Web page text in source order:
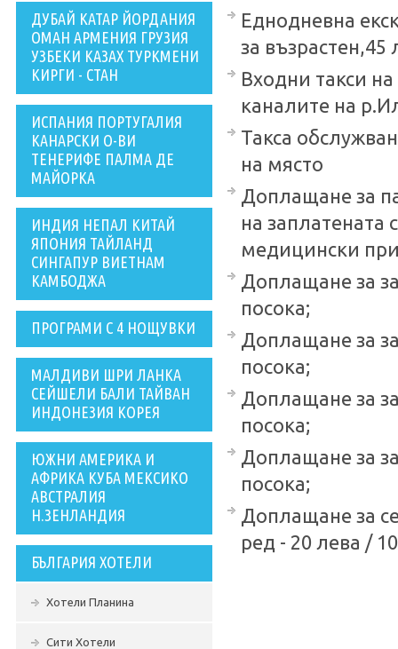
ДУБАЙ КАТАР ЙОРДАНИЯ
ОМАН АРМЕНИЯ ГРУЗИЯ
УЗБЕКИ КАЗАХ ТУРКМЕНИ
КИРГИ - СТАН
ИСПАНИЯ ПОРТУГАЛИЯ
КАНАРСКИ О-ВИ
ТЕНЕРИФЕ ПАЛМА ДЕ
МАЙОРКА
ИНДИЯ НЕПАЛ КИТАЙ
ЯПОНИЯ ТАЙЛАНД
СИНГАПУР ВИЕТНАМ
КАМБОДЖА
ПРОГРАМИ С 4 НОЩУВКИ
МАЛДИВИ ШРИ ЛАНКА
СЕЙШЕЛИ БАЛИ ТАЙВАН
ИНДОНЕЗИЯ КОРЕЯ
ЮЖНИ АМЕРИКА И
АФРИКА КУБА МЕКСИКО
АВСТРАЛИЯ
Н.ЗЕНЛАНДИЯ
БЪЛГАРИЯ ХОТЕЛИ
Хотели Планина
Сити Хотели
Еднодневна
за възрастен,45
Входни такси
каналите на
Такса
на място
Доплащане за
на заплатената
медицински
Доплащане за
посока;
Доплащане за
посока;
Доплащане за
посока;
Доплащане за
посока;
Доплащане за
ред - 20 лева /